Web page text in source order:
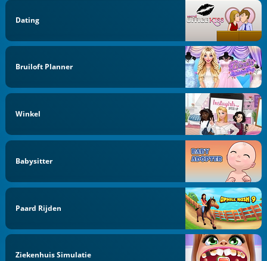
Dating
Bruiloft Planner
Winkel
Babysitter
Paard Rijden
Ziekenhuis Simulatie